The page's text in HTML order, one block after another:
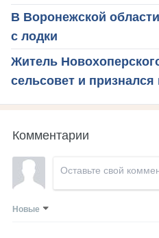
В Воронежской
с лодки
Житель
сельсовет и признался
Комментарии
Новые